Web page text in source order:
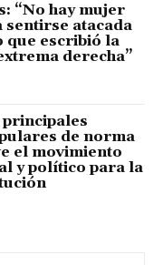
“No hay mujer
sentirse atacada
que escribió la
derecha”
principales
de norma
el movimiento
y político para la